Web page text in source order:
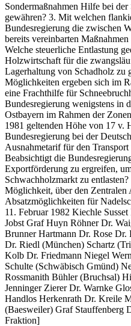
Sondermaßnahmen Hilfe bei der
gewähren? 3. Mit welchen
Bundesregierung die zwischen
bereits vereinbarten
Welche steuerliche Entlastung
Holzwirtschaft für die
Lagerhaltung von Schadholz zu
Möglichkeiten ergeben sich im
eine Frachthilfe für
Bundesregierung wenigstens in
Ostbayern im Rahmen der
1981 geltenden Höhe von 17 v.
Bundesregierung bei der
Ausnahmetarif für den
Beabsichtigt die
Exportförderung zu ergreifen,
Schwachholzmarkt zu
Möglichkeit, über den Zentralen
Absatzmöglichkeiten für
11. Februar 1982 Kiechle
Jobst Graf Huyn Röhner Dr.
Brunner Hartmann Dr. Rose
Dr. Riedl (München) Schartz
Kolb Dr. Friedmann Niegel
Schulte (Schwäbisch Gmünd)
Rossmanith Bühler (Bruchsal)
Jenninger Zierer Dr. Warnke
Handlos Herkenrath Dr. Kreile
(Baesweiler) Graf Stauffenberg
Fraktion]